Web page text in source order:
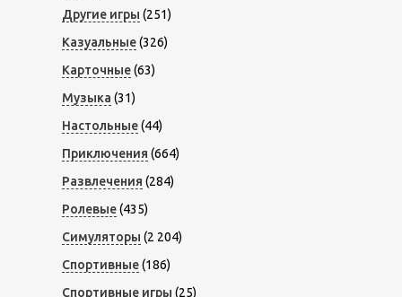
Другие игры (251)
Казуальные(326)
Карточные(63)
Музыка (31)
Настольные(44)
Приключения (664)
Развлечения (284)
Ролевые(435)
Симуляторы (2 204)
Спортивные(186)
Спортивные игры (25)